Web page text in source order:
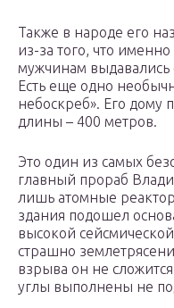
Также в народе его
из-за того, что
мужчинам
Есть еще одно
небоскреб». Его дому
длины – 400 метров.
Это один из самых
главный прораб
лишь атомные
здания подошел
высокой
страшно
взрыва он не
углы выполнены не